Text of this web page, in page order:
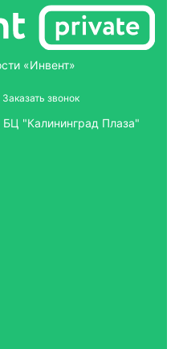
«Инвент»
Заказать звонок
"Калининград Плаза"